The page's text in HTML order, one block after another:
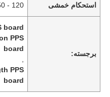
استحکام خمشی 120 - 150 مگاپاسکال
برجسته:
board
PPS
board
PPS
board